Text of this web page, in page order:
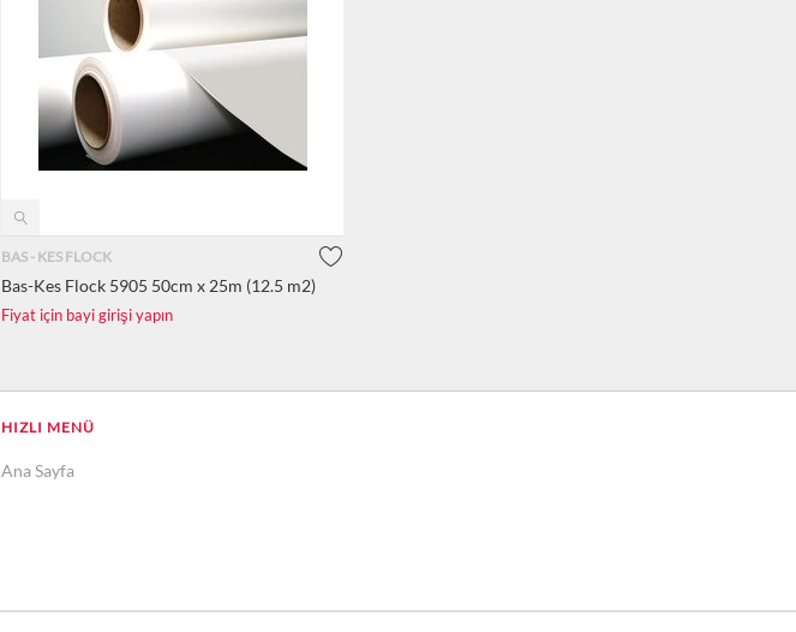
BAS - KES FLOCK
Bas-Kes Flock 5905 50cm x 25m (12.5 m2)
Fiyat için bayi girişi yapın
HIZLI MENÜ
Ana Sayfa